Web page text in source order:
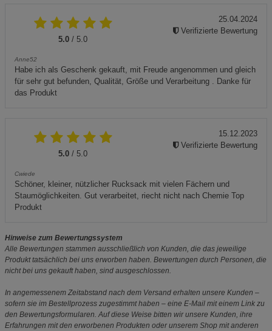
5.0 / 5.0
Anne52
Habe ich als Geschenk gekauft, mit Freude angenommen und gleich
für sehr gut befunden, Qualität, Größe und Verarbeitung . Danke für
das Produkt
25.04.2024
Verifizierte Bewertung
5.0 / 5.0
Cwiede
Schöner, kleiner, nützlicher Rucksack mit vielen Fächern und
Staumöglichkeiten. Gut verarbeitet, riecht nicht nach Chemie Top
Produkt
15.12.2023
Verifizierte Bewertung
Hinweise zum Bewertungssystem
Alle Bewertungen stammen ausschließlich von Kunden, die das jeweilige
Produkt tatsächlich bei uns erworben haben. Bewertungen durch Personen, die
nicht bei uns gekauft haben, sind ausgeschlossen.
In angemessenem Zeitabstand nach dem Versand erhalten unsere Kunden –
sofern sie im Bestellprozess zugestimmt haben – eine E-Mail mit einem Link zu
den Bewertungsformularen. Auf diese Weise bitten wir unsere Kunden, ihre
Erfahrungen mit den erworbenen Produkten oder unserem Shop mit anderen